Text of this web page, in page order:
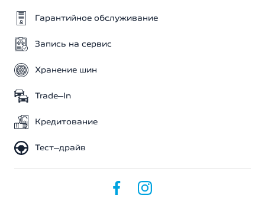
Гарантийное обслуживание
Запись на сервис
Хранение шин
Trade–In
Кредитование
Тест–драйв